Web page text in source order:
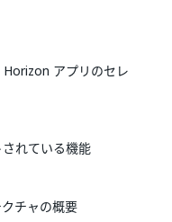
アプリのセレ
れている機能
チャの概要